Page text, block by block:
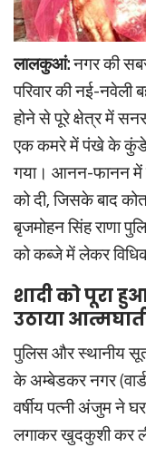
लालकुआं:नगर की
परिवार की नई-नवेली
होने से पूरे क्षेत्र में
एक कमरे में पंखे के
गया। आनन-फानन में
को दी, जिसके बाद
बृजमोहन सिंह राणा
को कब्जे में लेकर
शादी को पूरा
उठाया
पुलिस और स्थानीय
के अम्बेडकर नगर
वर्षीय पत्नी अंजुम ने
लगाकर खुदकुशी कर